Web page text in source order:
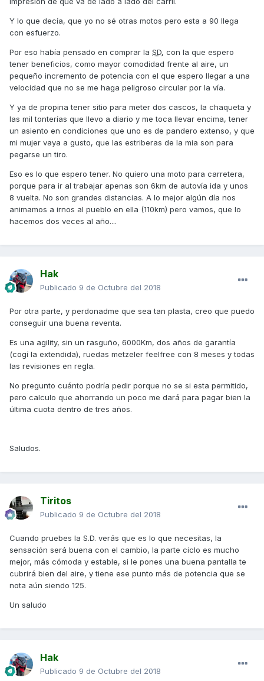
Y lo que decía, que yo no sé otras motos pero esta a 90 llega
con esfuerzo.
Por eso había pensado en comprar la SD, con la que espero
tener beneficios, como mayor comodidad frente al aire, un
pequeño incremento de potencia con el que espero llegar a una
velocidad que no se me haga peligroso circular por la vía.
Y ya de propina tener sitio para meter dos cascos, la chaqueta y
las mil tonterías que llevo a diario y me toca llevar encima, tener
un asiento en condiciones que uno es de pandero extenso, y que
mi mujer vaya a gusto, que las estriberas de la mia son para
pegarse un tiro.
Eso es lo que espero tener. No quiero una moto para carretera,
porque para ir al trabajar apenas son 6km de autovía ida y unos
8 vuelta. No son grandes distancias. A lo mejor algún día nos
animamos a irnos al pueblo en ella (110km) pero vamos, que lo
hacemos dos veces al año....
Hak
Publicado 9 de Octubre del 2018
Por otra parte, y perdonadme que sea tan plasta, creo que puedo
conseguir una buena reventa.
Es una agility, sin un rasguño, 6000Km, dos años de garantía
(cogí la extendida), ruedas metzeler feelfree con 8 meses y todas
las revisiones en regla.
No pregunto cuánto podría pedir porque no se si esta permitido,
pero calculo que ahorrando un poco me dará para pagar bien la
última cuota dentro de tres años.
Saludos.
Tiritos
Publicado 9 de Octubre del 2018
Cuando pruebes la S.D. verás que es lo que necesitas, la
sensación será buena con el cambio, la parte ciclo es mucho
mejor, más cómoda y estable, si le pones una buena pantalla te
cubrirá bien del aire, y tiene ese punto más de potencia que se
nota aún siendo 125.
Un saludo
Hak
Publicado 9 de Octubre del 2018